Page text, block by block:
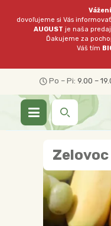
dovoľujeme si Vás
AUGUST je naša
Ďakujeme za
Váš tím
Po – Pi: 9.00 –
Zelovoc